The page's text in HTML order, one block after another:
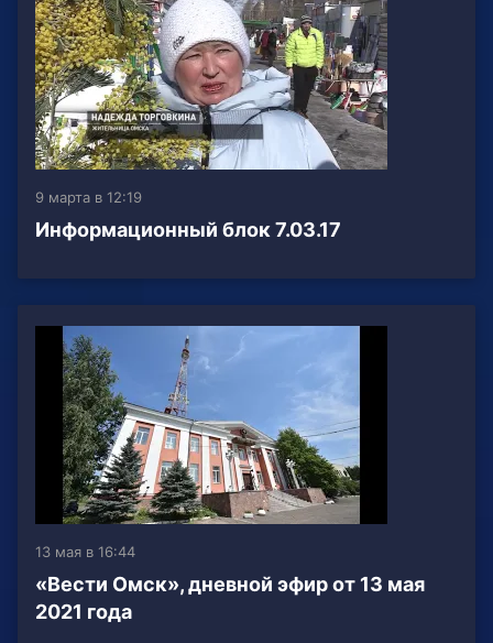
9 марта в 12:19
Информационный блок 7.03.17
13 мая в 16:44
«Вести Омск», дневной эфир от 13 мая
2021 года